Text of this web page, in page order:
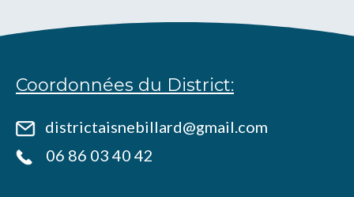
Coordonnées du District:
districtaisnebillard@gmail.com
06 86 03 40 42